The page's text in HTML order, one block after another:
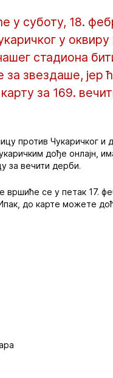
суботу, 18.
у
стадиона
звездаше, јер
за 169.
против Чукаричког и
дође онлајн,
за вечити дерби.
вршиће се у петак 17.
до карте можете